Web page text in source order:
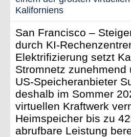
Kaliforniens
San Francisco –
durch KI-
Elektrifizierung setzt
Stromnetz zunehmend
US-Speicheranbieter
deshalb im Sommer
virtuellen Kraftwerk
Heimspeicher bis zu
abrufbare Leistung